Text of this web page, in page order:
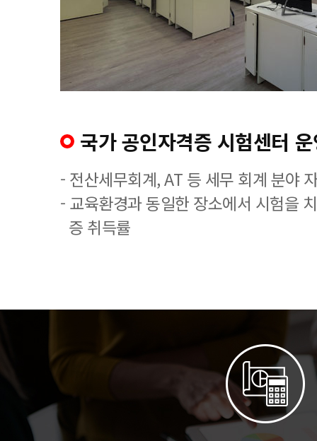
국가 공인자격증 시험센터
- 전산세무회계, AT 등 세무 회계 분야
- 교육환경과 동일한 장소에서 시험을
증 취득률